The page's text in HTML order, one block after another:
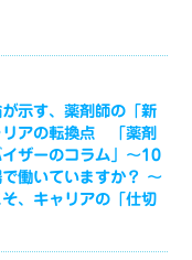
示す、薬剤師の「新
リアの転換点 「薬剤
ザーのコラム」～10
働いていますか？ ～
、キャリアの「仕切